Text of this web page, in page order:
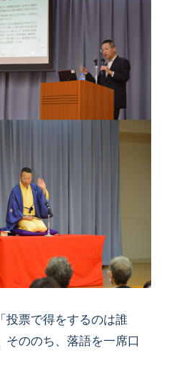
票で得をするのは誰
そののち、落語を一席口